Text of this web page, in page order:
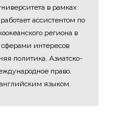
в рамках
ассистентом по
региона в
интересов
политика, Азиатско-
право.
языком.